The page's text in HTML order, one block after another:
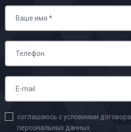
соглашаюсь с условиями договора
персональных данных